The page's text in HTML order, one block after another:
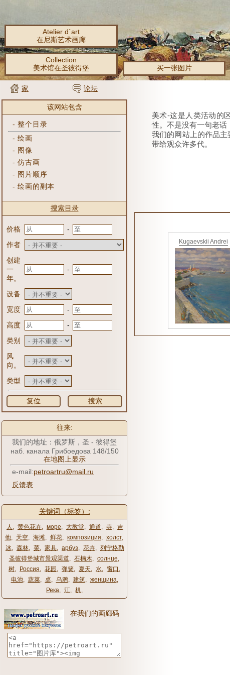
Atelier d´art
在尼斯艺术画廊
Collection
美术馆在圣彼得堡
买一张图片
家 论坛
该网站包含
-整个目录
-绘画
- 图像
-仿古画
- 图片顺序
-绘画的副本
搜索目录
价格
-
作者
创建
一
年。
-
设备
宽度
-
高度
-
类别
风
向。
类型
复位 搜索
往来:
我们的地址：俄罗斯，圣 - 彼得堡
наб. канала Грибоедова 148/150
在地图上显示
e-mail:petroartru@mail.ru
反馈表
关键词（标签）:
人 , 黄色花卉, море, 大教堂, 通道, 寺, 吉
他, 天空, 海滩, 鲜花, композиция, холст,
冰, 森林, 菜, 家具, арбуз, 花卉, 列宁格勒
圣彼得堡城市景观渠道, 石楠木, солнце,
树, Россия, 花园 , 弹簧, 夏天, 水, 窗口 ,
电池, 蔬菜, 桌, 乌鸦, 建筑, женщина,
Река, 江, 机,
在我们的画廊码
美术-这是人类活动的
性。 不是没有一句老话
我们的网站上的作品主
带给观众许多代。
Kugaevskii Andrei